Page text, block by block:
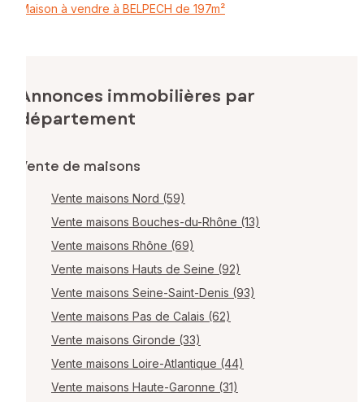
Maison à vendre à BELPECH de 197m²
Annonces immobilières par
département
Vente de maisons
Vente maisons Nord (59)
Vente maisons Bouches-du-Rhône (13)
Vente maisons Rhône (69)
Vente maisons Hauts de Seine (92)
Vente maisons Seine-Saint-Denis (93)
Vente maisons Pas de Calais (62)
Vente maisons Gironde (33)
Vente maisons Loire-Atlantique (44)
Vente maisons Haute-Garonne (31)